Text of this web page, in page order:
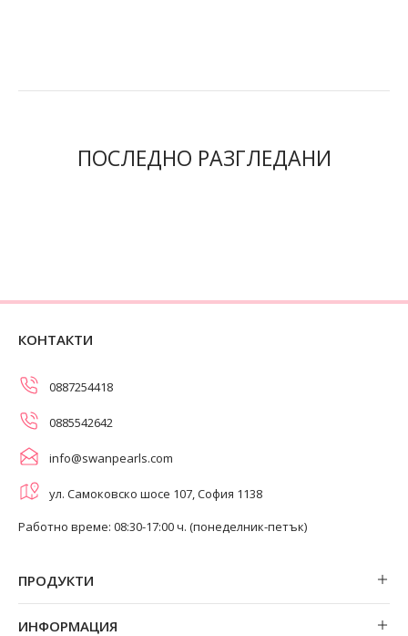
ПОСЛЕДНО РАЗГЛЕДАНИ
КОНТАКТИ
0887254418
0885542642
info@swanpearls.com
ул. Самоковско шосе 107, София 1138
Работно време: 08:30-17:00 ч. (понеделник-петък)
ПРОДУКТИ
ИНФОРМАЦИЯ